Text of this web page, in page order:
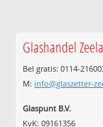
Glashandel
Bel gratis: 0114-
M: info@glaszetter-
Glaspunt B.V.
KvK: 09161356